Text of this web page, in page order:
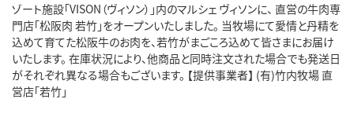
ゾート施設「VISON（ヴィソン）」内のマルシェ ヴィソンに、 直営の牛肉専
門店「松阪肉 若竹」をオープンいたしました。 当牧場にて愛情と丹精を
込めて育てた松阪牛のお肉を、若竹がまごころ込めて皆さまにお届け
いたします。 在庫状況により、他商品と同時注文された場合でも発送日
がそれぞれ異なる場合もございます。 【提供事業者】 (有)竹内牧場 直
営店「若竹」